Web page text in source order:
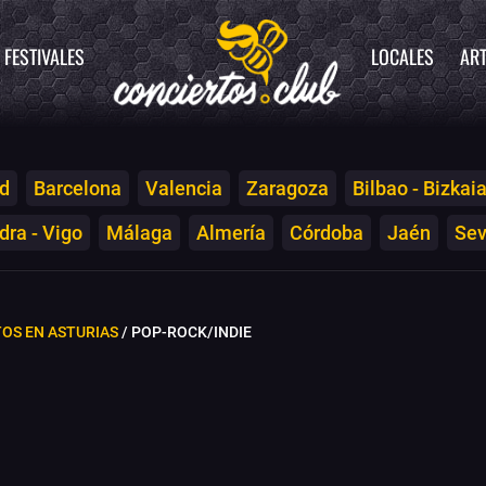
FESTIVALES LOCALES
Barcelona Valencia Zaragoza
Bilbao - Bizkaia
- Vigo
Málaga Almería Córdoba Jaén
EN ASTURIAS/ POP-ROCK/INDIE